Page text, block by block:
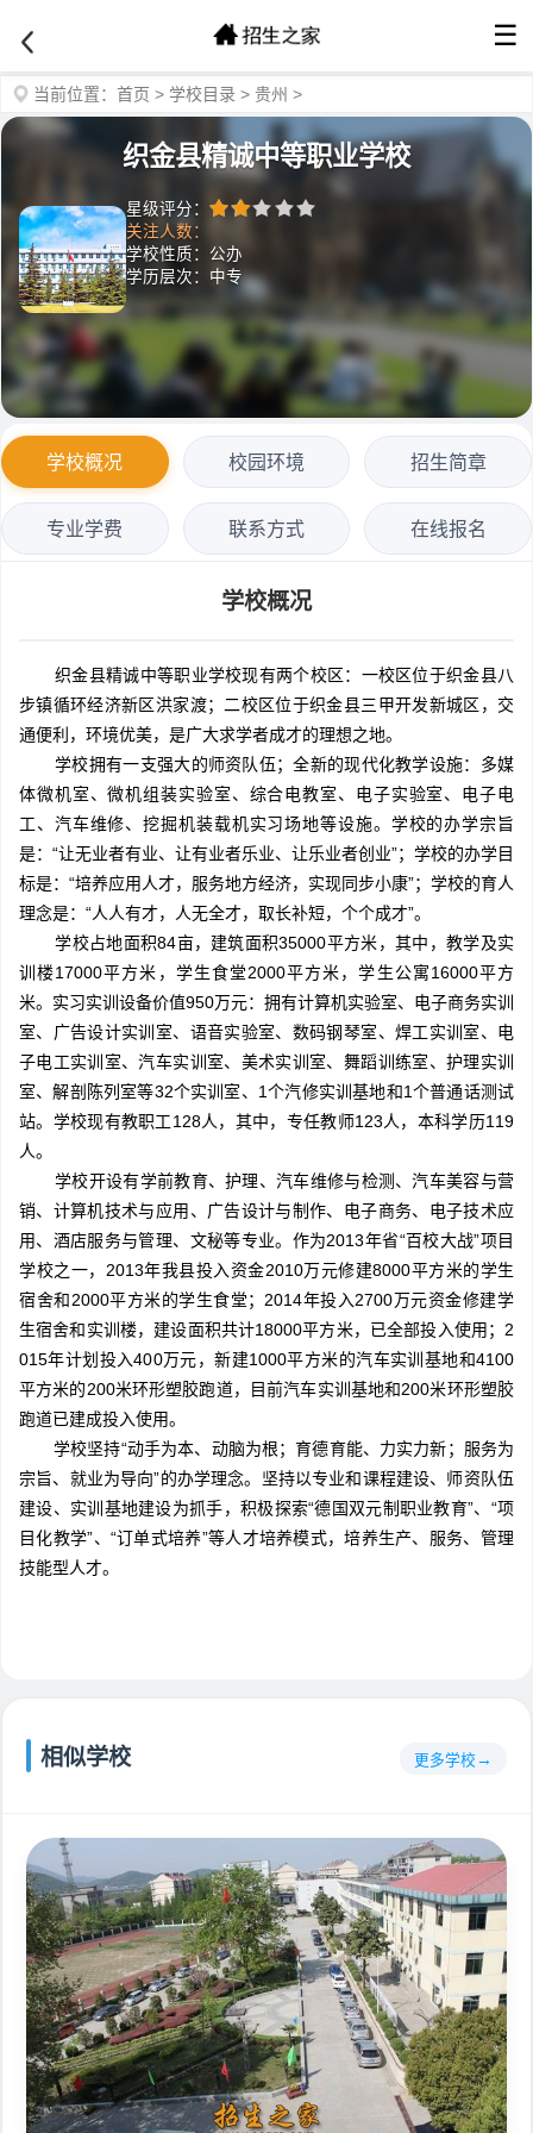
☰
当前位置： 首页 > 学校目录 > 贵州 >
织金县精诚中等职业学校
星级评分：
关注人数：
学校性质：公办
学历层次：中专
学校概况 校园环境 招生简章
专业学费 联系方式 在线报名
学校概况
织金县精诚中等职业学校现有两个校区：一校区位于织金县八
步镇循环经济新区洪家渡；二校区位于织金县三甲开发新城区，交
通便利，环境优美，是广大求学者成才的理想之地。
学校拥有一支强大的师资队伍；全新的现代化教学设施：多媒
体微机室、微机组装实验室、综合电教室、电子实验室、电子电
工、汽车维修、挖掘机装载机实习场地等设施。学校的办学宗旨
是：“让无业者有业、让有业者乐业、让乐业者创业”；学校的办学目
标是：“培养应用人才，服务地方经济，实现同步小康”；学校的育人
理念是：“人人有才，人无全才，取长补短，个个成才”。
学校占地面积84亩，建筑面积35000平方米，其中，教学及实
训楼17000平方米，学生食堂2000平方米，学生公寓16000平方
米。实习实训设备价值950万元：拥有计算机实验室、电子商务实训
室、广告设计实训室、语音实验室、数码钢琴室、焊工实训室、电
子电工实训室、汽车实训室、美术实训室、舞蹈训练室、护理实训
室、解剖陈列室等32个实训室、1个汽修实训基地和1个普通话测试
站。学校现有教职工128人，其中，专任教师123人，本科学历119
人。
学校开设有学前教育、护理、汽车维修与检测、汽车美容与营
销、计算机技术与应用、广告设计与制作、电子商务、电子技术应
用、酒店服务与管理、文秘等专业。作为2013年省“百校大战”项目
学校之一，2013年我县投入资金2010万元修建8000平方米的学生
宿舍和2000平方米的学生食堂；2014年投入2700万元资金修建学
生宿舍和实训楼，建设面积共计18000平方米，已全部投入使用；2
015年计划投入400万元，新建1000平方米的汽车实训基地和4100
平方米的200米环形塑胶跑道，目前汽车实训基地和200米环形塑胶
跑道已建成投入使用。
学校坚持“动手为本、动脑为根；育德育能、力实力新；服务为
宗旨、就业为导向”的办学理念。坚持以专业和课程建设、师资队伍
建设、实训基地建设为抓手，积极探索“德国双元制职业教育”、“项
目化教学”、“订单式培养”等人才培养模式，培养生产、服务、管理
技能型人才。
相似学校 更多学校